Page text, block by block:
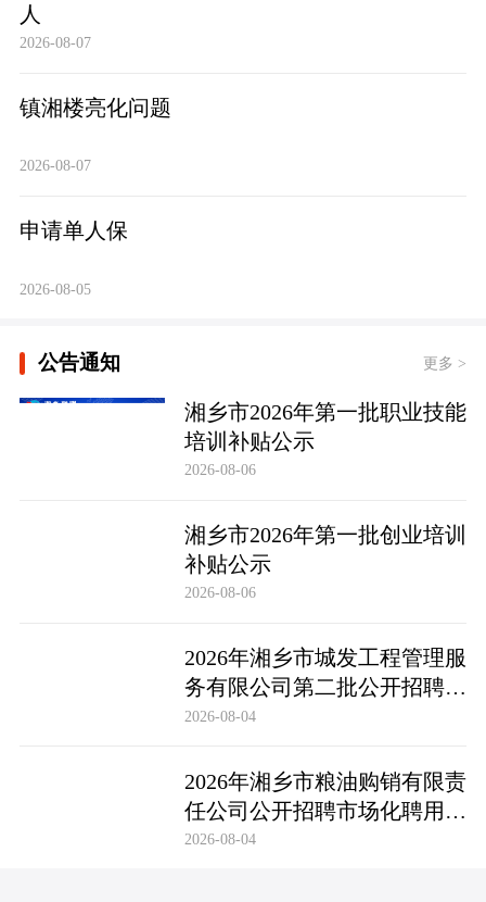
人
2026-08-07
镇湘楼亮化问题
2026-08-07
申请单人保
2026-08-05
公告通知 更多 >
湘乡市2026年第一批职业技能
培训补贴公示
2026-08-06
湘乡市2026年第一批创业培训
补贴公示
2026-08-06
2026年湘乡市城发工程管理服
务有限公司第二批公开招聘市
场化聘用工作人员笔试成绩公
2026-08-04
2026年湘乡市粮油购销有限责
任公司公开招聘市场化聘用工
作人员笔试成绩公布及成绩复
2026-08-04